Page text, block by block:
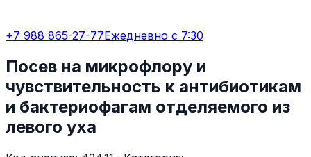
+7 988 865-27-77Ежедневно с 7:30
Посев на микрофлору и
чувствительность к антибиотикам
и бактериофагам отделяемого из
левого уха